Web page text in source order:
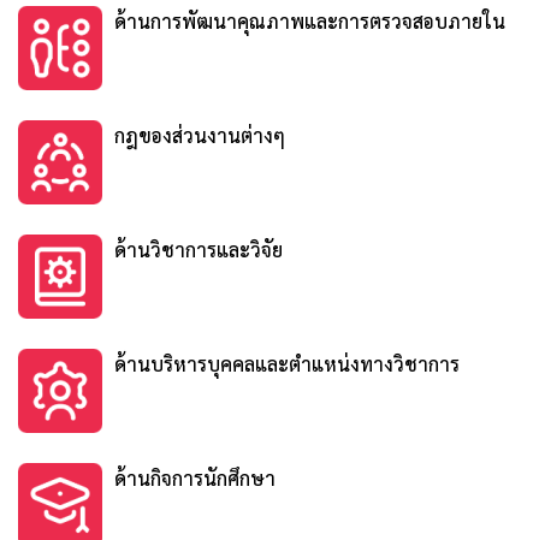
ด้านการพัฒนาคุณภาพและการตรวจสอบภายใน
กฎของส่วนงานต่างๆ
ด้านวิชาการและวิจัย
ด้านบริหารบุคคลและตำแหน่งทางวิชาการ
ด้านกิจการนักศึกษา